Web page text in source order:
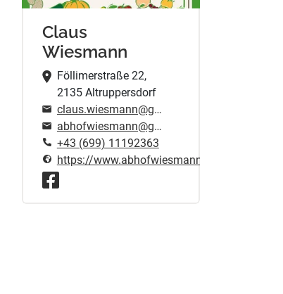
Claus
Wiesmann
Föllimerstraße 22,
2135 Altruppersdorf
claus.wiesmann@gmx.at
abhofwiesmann@gmail.com
+43 (699) 11192363
https://www.abhofwiesmann.at/